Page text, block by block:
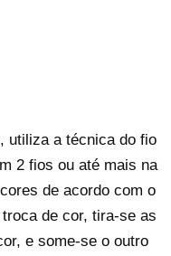
utiliza a técnica do fio
2 fios ou até mais na
de acordo com o
de cor, tira-se as
e some-se o outro